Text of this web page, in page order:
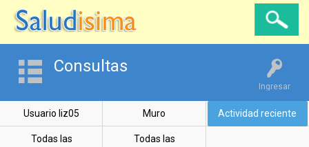
Ingresar
Consultas
Usuario liz05 Muro Actividad reciente
Todas las
Todas las